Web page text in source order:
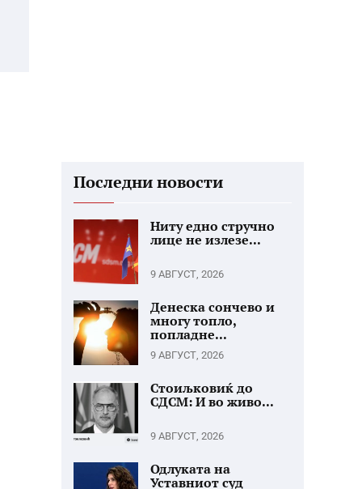
Последни новости
Ниту едно стручно
лице не излезе...
9 АВГУСТ, 2026
Денеска сончево и
многу топло,
попладне...
9 АВГУСТ, 2026
Стоиљковиќ до
СДСМ: И во живо...
9 АВГУСТ, 2026
Одлуката на
Уставниот суд